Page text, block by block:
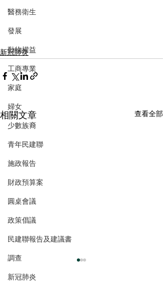
醫務衛生
發展
動物權益
工商專業
家庭
婦女
少數族裔
青年民建聯
施政報告
財政預算案
圓桌會議
政策倡議
民建聯報告及建議書
調查
新冠肺炎
新冠肺炎
相關文章 查看全部